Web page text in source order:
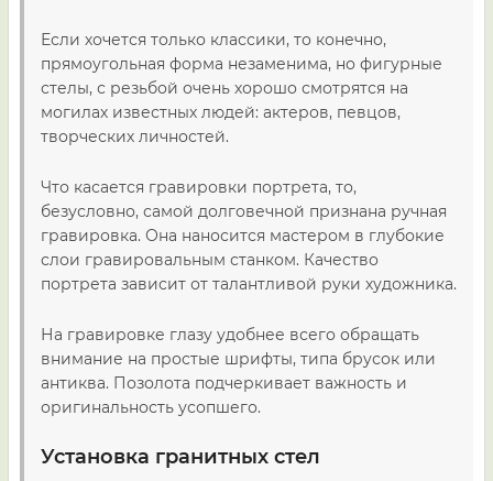
Если хочется только классики, то конечно,
прямоугольная форма незаменима, но фигурные
стелы, с резьбой очень хорошо смотрятся на
могилах известных людей: актеров, певцов,
творческих личностей.
Что касается гравировки портрета, то,
безусловно, самой долговечной признана ручная
гравировка. Она наносится мастером в глубокие
слои гравировальным станком. Качество
портрета зависит от талантливой руки художника.
На гравировке глазу удобнее всего обращать
внимание на простые шрифты, типа брусок или
антиква. Позолота подчеркивает важность и
оригинальность усопшего.
Установка гранитных стел